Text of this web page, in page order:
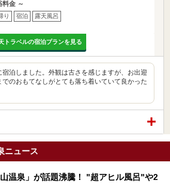
料金 ～
り 宿泊 露天風呂
トラベルの宿泊プランを見る
宿泊しました。外観は古さを感じますが、お出迎
でのおもてなしがとても落ち着いていて良かった
ニュース
温泉」が話題沸騰！ "超アヒル風呂"や2